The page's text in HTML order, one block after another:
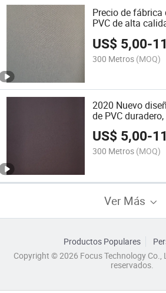
Precio de fábrica
PVC de alta
US$ 5,00-
300 Metros (MOQ)
2020 Nuevo
de PVC
PU falso para
coche, zapatos,
US$ 5,00-
300 Metros (MOQ)
Ver Más
Productos Populares
Copyright © 2026 Focus Technology Co.,
reservados.